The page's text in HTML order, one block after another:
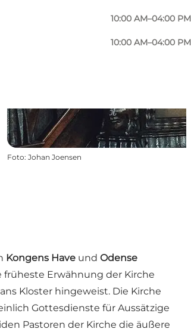
10:00 AM–04:00 PM
10:00 AM–04:00 PM
Foto: Johan Joensen
Kongens Have und Odense
früheste Erwähnung der Kirche
Kloster hingeweist. Die Kirche
Gottesdienste für Aussätzige
Pastoren der Kirche die äußere